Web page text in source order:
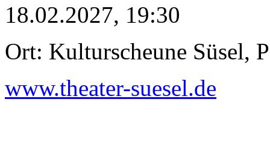
18.02.2027, 19:30
Ort: Kulturscheune Süsel,
www.theater-suesel.de